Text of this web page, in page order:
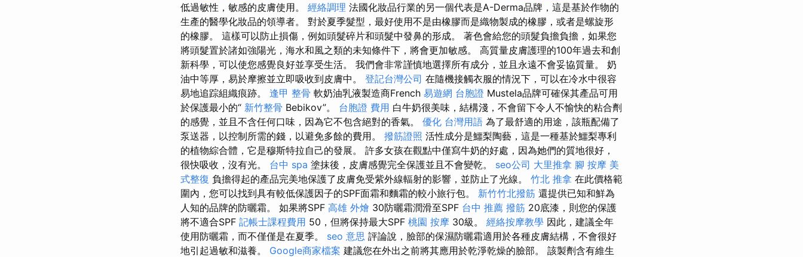
低過敏性，敏感的皮膚使用。 經絡調理 法國化妝品行業的另一個代表是A-Derma品牌，這是基於作物的
生產的醫學化妝品的領導者。 對於夏季髮型，最好使用不是由橡膠而是織物製成的橡膠，或者是螺旋形
的橡膠。 這樣可以防止損傷，例如頭髮碎片和頭髮中發鼻的形成。 著色會給您的頭髮負擔負擔，如果您
將頭髮置於諸如強陽光，海水和風之類的未知條件下，將會更加敏感。 高質量皮膚護理的100年過去和創
新科學，可以使您感覺良好並享受生活。 我們會非常謹慎地選擇所有成分，並且永遠不會妥協質量。 奶
油中等厚，易於摩擦並立即吸收到皮膚中。 登記台灣公司 在隨機接觸衣服的情況下，可以在冷水中很容
易地追踪組織痕跡。 逢甲 整骨 軟奶油乳液製造商French 易遊網 台胞證 Mustela品牌可確保其產品可用
於保護最小的“ 新竹整骨 Bebikov”。 台胞證 費用 白牛奶很美味，結構淺，不會留下令人不愉快的粘合劑
的感覺，並且不含任何口味，因為它不包含絕對的香氣。 優化 台灣用語 為了最舒適的用途，該瓶配備了
泵送器，以控制所需的錢，以避免多餘的費用。 撥筋證照 活性成分是鱷梨陶藝，這是一種基於鱷梨專利
的植物綜合體，它是穆斯特拉自己的發展。 許多女孩在觀點中僅寫牛奶的好處，因為她們的質地很好，
很快吸收，沒有光。 台中 spa 塗抹後，皮膚感覺完全保護並且不會變乾。 seo公司 大里推拿 腳 按摩 美
式整復 負擔得起的產品完美地保護了皮膚免受紫外線輻射的影響，並防止了光線。 竹北 推拿 在此價格範
圍內，您可以找到具有較低保護因子的SPF面霜和麵霜的較小旅行包。 新竹竹北撥筋 還提供已知和鮮為
人知的品牌的防曬霜。 如果將SPF 高雄 外燴 30防曬霜潤滑至SPF 台中 推薦 撥筋 20底漆，則您的保護
將不適合SPF 記帳士課程費用 50，但將保持最大SPF 桃園 按摩 30級。 經絡按摩教學 因此，建議全年
使用防曬霜，而不僅僅是在夏季。 seo 意思 評論說，臉部的保濕防曬霜適用於各種皮膚結構，不會很好
地引起過敏和滋養。 Google商家檔案 建議您在外出之前將其應用於乾淨乾燥的臉部。 該製劑含有維生